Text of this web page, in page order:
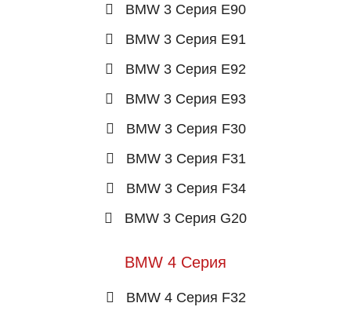
BMW 3 Серия E90
BMW 3 Серия E91
BMW 3 Серия E92
BMW 3 Серия E93
BMW 3 Серия F30
BMW 3 Серия F31
BMW 3 Серия F34
BMW 3 Серия G20
BMW 4 Серия
BMW 4 Серия F32